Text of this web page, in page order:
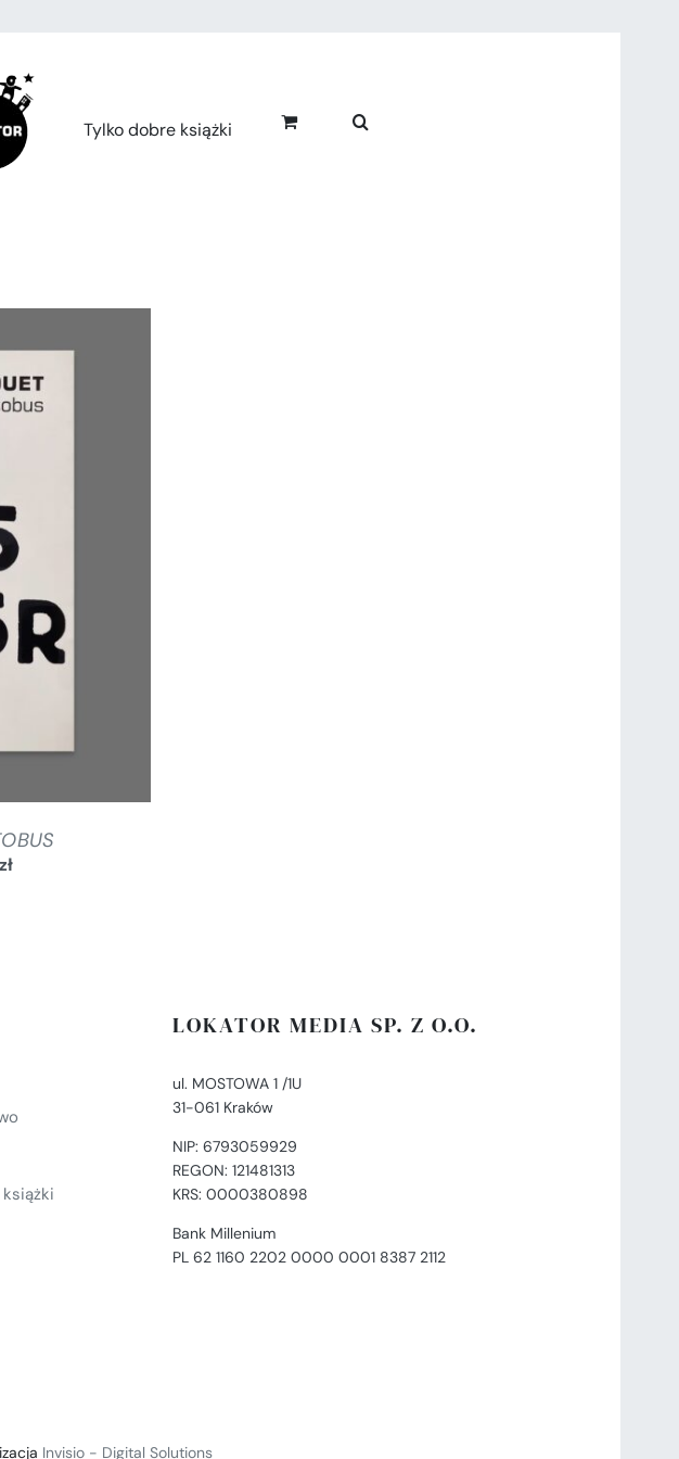
Tylko dobre książki
zł
LOKATOR MEDIA SP. Z O.O.
ul. MOSTOWA 1 /1U
31-061 Kraków
NIP: 6793059929
REGON: 121481313
KRS: 0000380898
Bank Millenium
PL 62 1160 2202 0000 0001 8387 2112
Invisio - Digital Solutions